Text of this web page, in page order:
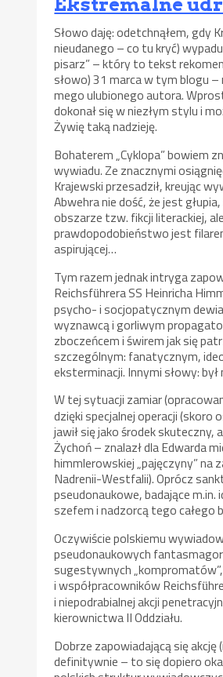
Ekstremalne
Słowo daję: odetchnąłem, gdy
nieudanego – co tu kryć)
pisarz” – który to tekst
słowo) 31 marca w tym blogu
mego ulubionego autora.
dokonał się w niezłym stylu i
Żywię taką nadzieję.
Bohaterem „Cyklopa” bowiem
wywiadu. Ze znacznymi
Krajewski przesadził, kreując
Abwehra nie dość, że jest
obszarze tzw. fikcji literackiej,
prawdopodobieństwo jest
aspirującej…
Tym razem jednak intryga
Reichsführera SS Heinricha
psycho- i socjopatycznym
wyznawcą i gorliwym
zboczeńcem i świrem jak się
szczególnym: fanatycznym,
eksterminacji. Innymi słowy:
W tej sytuacji zamiar
dzięki specjalnej operacji
jawił się jako środek
Żychoń – znalazł dla Edwarda
himmlerowskiej „pajęczyny” na
Nadrenii-Westfalii). Oprócz
pseudonaukowe, badające
szefem i nadzorcą tego
Oczywiście polskiemu
pseudonaukowych
sugestywnych
i współpracowników Reichsfü
i niepodrabialnej akcji
kierownictwa II Oddziału.
Dobrze zapowiadającą się
definitywnie – to się dopiero